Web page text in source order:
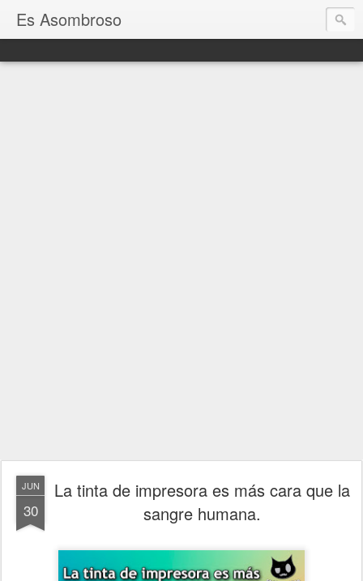
Es Asombroso
JUN
30
La tinta de impresora es más cara que la
sangre humana.